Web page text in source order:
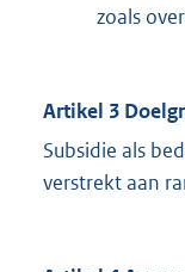
zoals
Artikel 3
Subsidie als
verstrekt aan